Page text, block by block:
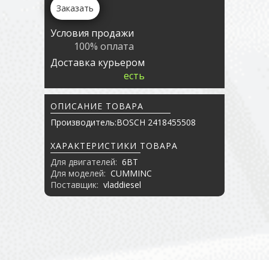
Заказать
Условия продажи
100% оплата
Доставка курьером
есть
ОПИСАНИЕ ТОВАРА
Производитель:BOSCH 2418455508
ХАРАКТЕРИСТИКИ ТОВАРА
Для двигателей: 6BT
Для моделей: CUMMINC
Поставщик: vladdiesel